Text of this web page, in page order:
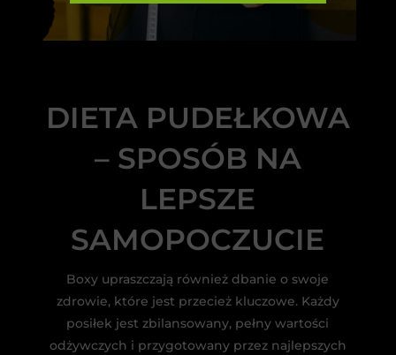
DIETA PUDEŁKOWA
– SPOSÓB NA
LEPSZE
SAMOPOCZUCIE
Boxy upraszczają również dbanie o swoje
zdrowie, które jest przecież kluczowe. Każdy
posiłek jest zbilansowany, pełny wartości
odżywczych i przygotowany przez najlepszych